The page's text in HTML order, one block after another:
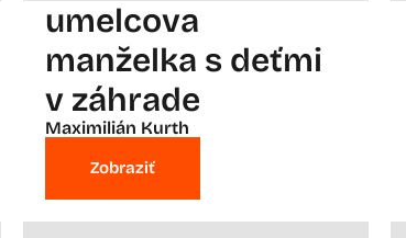
umelcova
manželka s deťmi
v záhrade
Maximilián Kurth
Zobraziť